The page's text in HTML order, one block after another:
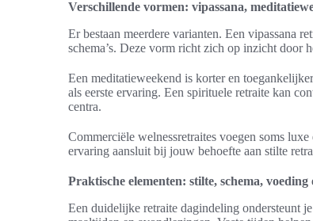
Verschillende vormen: vipassana,
Er bestaan meerdere varianten. Een vipassana
schema’s. Deze vorm richt zich op inzicht door
Een meditatieweekend is korter en
als eerste ervaring. Een spirituele retraite kan
centra.
Commerciële welnessretraites voegen soms
ervaring aansluit bij jouw behoefte aan stilte
Praktische elementen: stilte, schema, voeding
Een duidelijke retraite dagindeling ondersteunt